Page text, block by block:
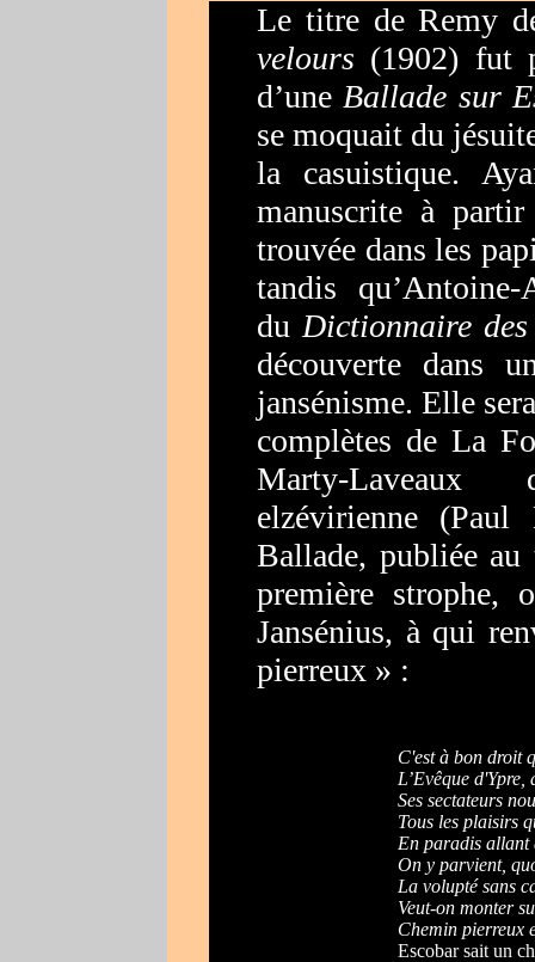
Le titre de Remy
velours (1902) fut
d’une Ballade sur
se moquait du
la casuistique.
manuscrite à
trouvée dans les
tandis
du Dictionnaire des
découverte dans
jansénisme. Elle
complètes de La
Marty-
elzévirienne
Ballade, publiée
première strophe,
Jansénius, à qui
pierreux » :
C'est à bon droit
L’Evêque
Ses sectateurs
Tous les plaisirs
En paradis allant
On y parvient,
La volupté sans
Veut-on monter
Chemin pierreux
Escobar sait un